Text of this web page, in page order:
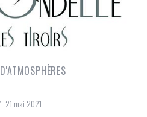
21 mai 2021